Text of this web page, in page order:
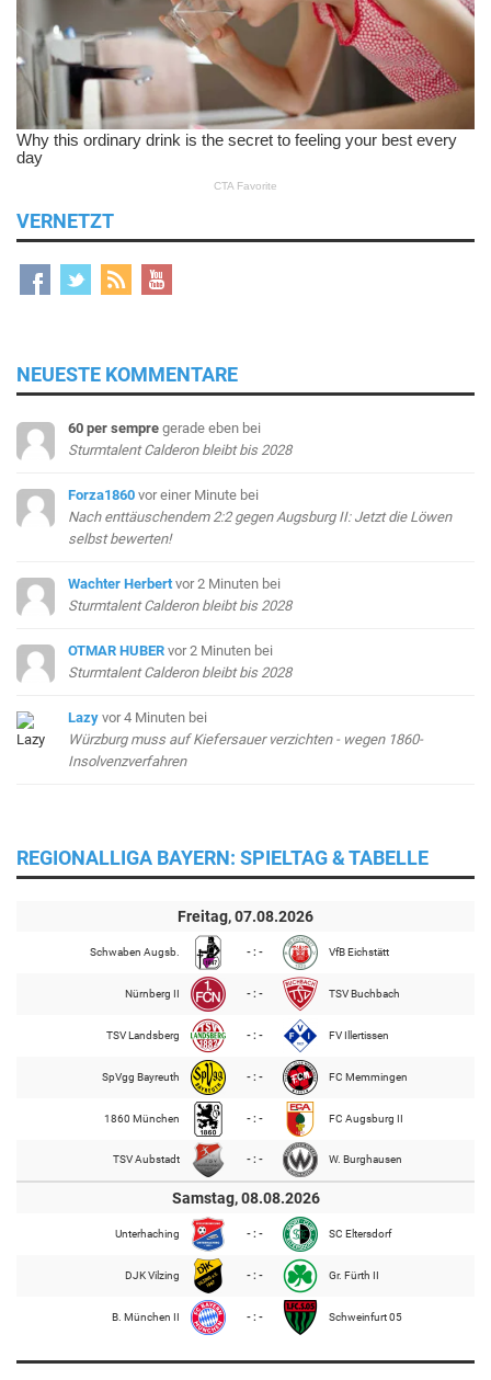
VERNETZT
NEUESTE KOMMENTARE
60 per sempre gerade eben bei
Sturmtalent Calderon bleibt bis 2028
Forza1860 vor einer Minute bei
Nach enttäuschendem 2:2 gegen Augsburg II: Jetzt die Löwen
selbst bewerten!
Wachter Herbert vor 2 Minuten bei
Sturmtalent Calderon bleibt bis 2028
OTMAR HUBER vor 2 Minuten bei
Sturmtalent Calderon bleibt bis 2028
Lazy vor 4 Minuten bei
Würzburg muss auf Kiefersauer verzichten - wegen 1860-
Insolvenzverfahren
REGIONALLIGA BAYERN: SPIELTAG & TABELLE
Freitag, 07.08.2026
Schwaben Augsb. - : - VfB Eichstätt
Nürnberg II - : - TSV Buchbach
TSV Landsberg - : - FV Illertissen
SpVgg Bayreuth - : - FC Memmingen
1860 München - : - FC Augsburg II
TSV Aubstadt - : - W. Burghausen
Samstag, 08.08.2026
Unterhaching - : - SC Eltersdorf
DJK Vilzing - : - Gr. Fürth II
B. München II - : - Schweinfurt 05